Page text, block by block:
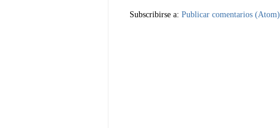
Subscribirse a: Publicar comentarios (Atom)